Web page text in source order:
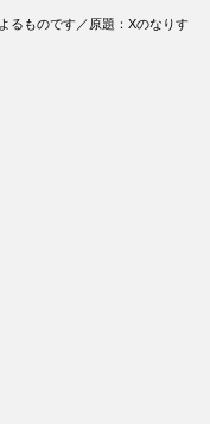
るものです／原題：Xのなりす